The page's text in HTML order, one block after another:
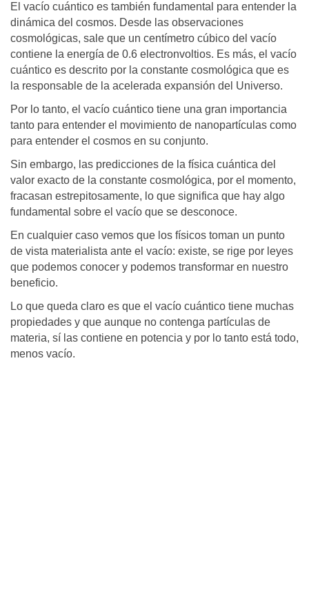
El vacío cuántico es también fundamental para entender la
dinámica del cosmos. Desde las observaciones
cosmológicas, sale que un centímetro cúbico del vacío
contiene la energía de 0.6 electronvoltios. Es más, el vacío
cuántico es descrito por la constante cosmológica que es
la responsable de la acelerada expansión del Universo.
Por lo tanto, el vacío cuántico tiene una gran importancia
tanto para entender el movimiento de nanopartículas como
para entender el cosmos en su conjunto.
Sin embargo, las predicciones de la física cuántica del
valor exacto de la constante cosmológica, por el momento,
fracasan estrepitosamente, lo que significa que hay algo
fundamental sobre el vacío que se desconoce.
En cualquier caso vemos que los físicos toman un punto
de vista materialista ante el vacío: existe, se rige por leyes
que podemos conocer y podemos transformar en nuestro
beneficio.
Lo que queda claro es que el vacío cuántico tiene muchas
propiedades y que aunque no contenga partículas de
materia, sí las contiene en potencia y por lo tanto está todo,
menos vacío.